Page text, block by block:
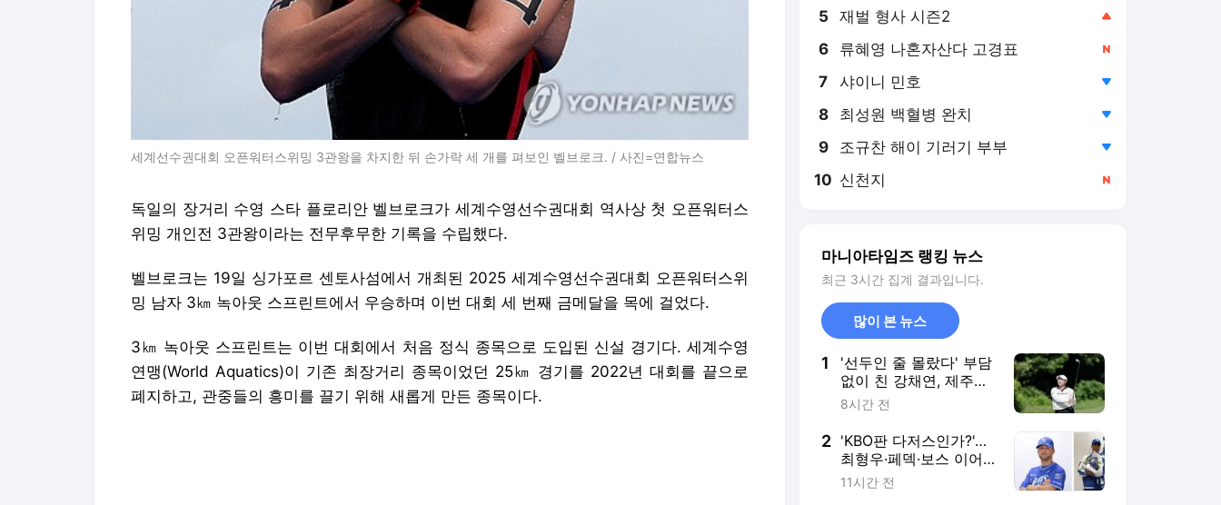
세계선수권대회 오픈워터스위밍 3관왕을 차지한 뒤 손가락 세 개를 펴보인 벨브로크. / 사진=연합뉴스
독일의 장거리 수영 스타 플로리안 벨브로크가 세계수영선수권대회 역사상 첫 오픈워터스
위밍 개인전 3관왕이라는 전무후무한 기록을 수립했다.
벨브로크는 19일 싱가포르 센토사섬에서 개최된 2025 세계수영선수권대회 오픈워터스위
밍 남자 3㎞ 녹아웃 스프린트에서 우승하며 이번 대회 세 번째 금메달을 목에 걸었다.
3㎞ 녹아웃 스프린트는 이번 대회에서 처음 정식 종목으로 도입된 신설 경기다. 세계수영
연맹(World Aquatics)이 기존 최장거리 종목이었던 25㎞ 경기를 2022년 대회를 끝으로
폐지하고, 관중들의 흥미를 끌기 위해 새롭게 만든 종목이다.
5 재벌 형사 시즌2
6 류혜영 나혼자산다 고경표
7 샤이니 민호
8 최성원 백혈병 완치
9 조규찬 해이 기러기 부부
10 신천지
마니아타임즈 랭킹 뉴스
최근 3시간 집계 결과입니다.
많이 본 뉴스
1
'선두인 줄 몰랐다' 부담
없이 친 강채연, 제주삼
다수 마스터스 2R 단독
8시간 전
2 'KBO판 다저스인가?'…
최형우·페덱·보스 이어
미야모리까지, 삼성의
11시간 전